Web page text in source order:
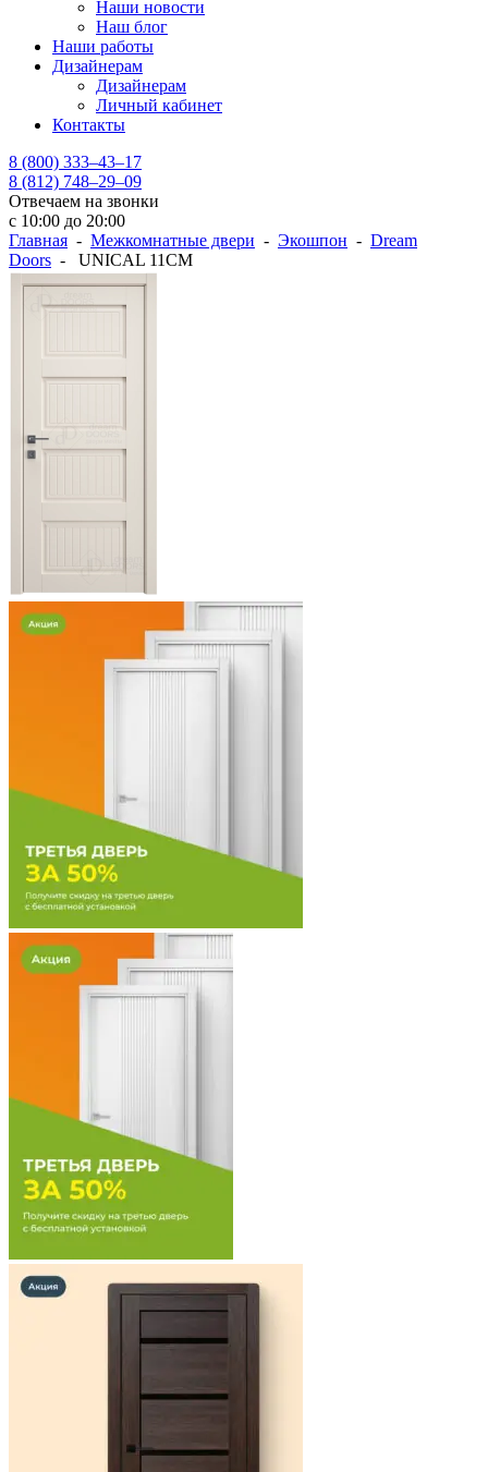
Наши новости
Наш блог
Наши работы
Дизайнерам
Дизайнерам
Личный кабинет
Контакты
8 (800) 333–43–17
8 (812) 748–29–09
Отвечаем на звонки
с 10:00 до 20:00
Главная - Межкомнатные двери - Экошпон - Dream
Doors - UNICAL 11CM